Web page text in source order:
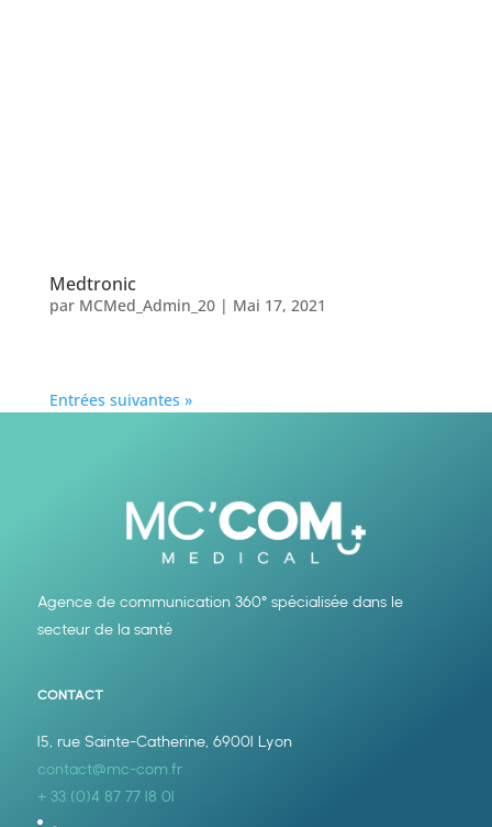
Medtronic
par MCMed_Admin_20| Mai 17, 2021
Entrées suivantes »
Agence de communication 360° spécialisée dans le
secteur de la santé
CONTACT
15, rue Sainte-Catherine, 69001 Lyon
contact@mc-com.fr
+ 33 (0)4 87 77 18 01